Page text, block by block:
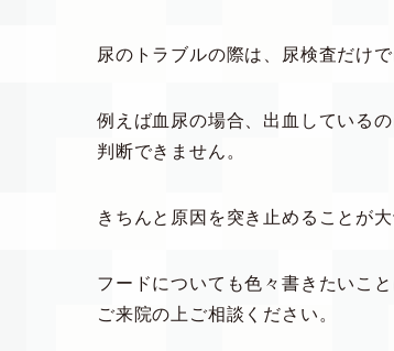
尿のトラブルの際は、尿検査だけ
例えば血尿の場合、出血している
判断できません。
きちんと原因を突き止めることが大
フードについても色々書きたいこ
ご来院の上ご相談ください。